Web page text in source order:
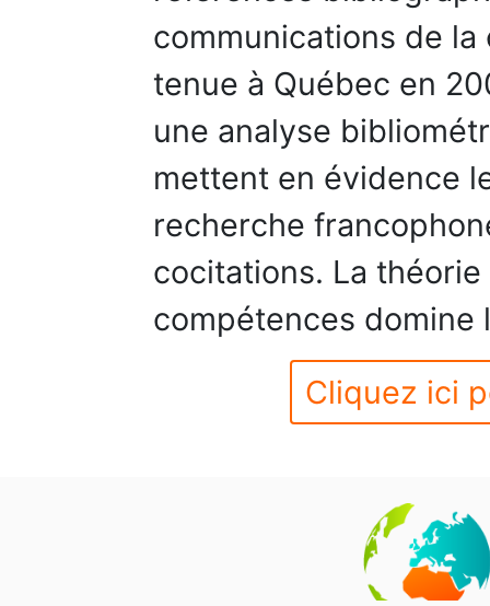
communications de la
tenue à Québec en
une analyse
mettent en évidence
recherche
cocitations. La
compétences domine
Cliquez ici